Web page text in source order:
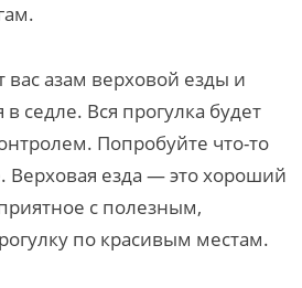
вас азам верховой езды и
седле. Вся прогулка будет
Попробуйте что-то
езда — это хороший
с полезным,
по красивым местам.